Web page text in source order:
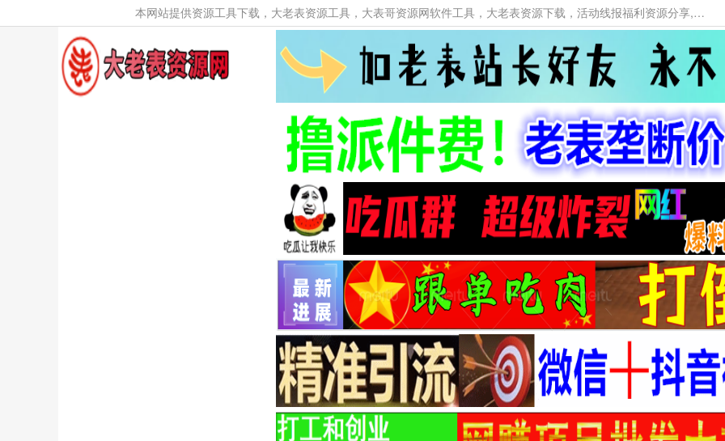
本网站提供资源工具下载，大老表资源工具，大表哥资源网软件工具，大老表资源下载，活动线报福利资源分享,活动线报，大型网游经典游戏，网络热门技术游戏辅助交流与分享。